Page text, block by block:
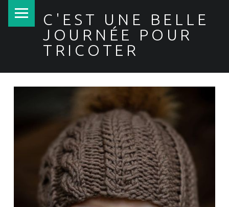
C'EST UNE BELLE
JOURNÉE POUR
TRICOTER